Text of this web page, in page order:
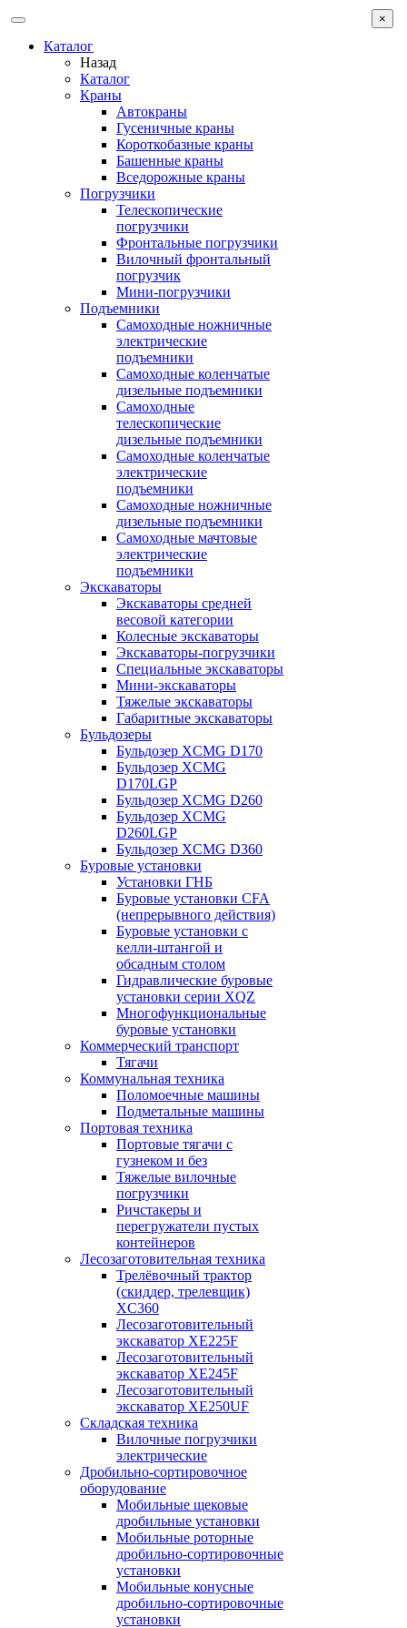
Каталог
Назад
Каталог
Краны
Автокраны
Гусеничные краны
Короткобазные краны
Башенные краны
Вcедорожные краны
Погрузчики
Телескопические
погрузчики
Фронтальные погрузчики
Вилочный фронтальный
погрузчик
Мини-погрузчики
Подъемники
Самоходные ножничные
электрические
подъемники
Самоходные коленчатые
дизельные подъемники
Самоходные
телескопические
дизельные подъемники
Самоходные коленчатые
электрические
подъемники
Самоходные ножничные
дизельные подъемники
Самоходные мачтовые
электрические
подъемники
Экскаваторы
Экскаваторы средней
весовой категории
Колесные экскаваторы
Экскаваторы-погрузчики
Специальные экскаваторы
Мини-экскаваторы
Тяжелые экскаваторы
Габаритные экскаваторы
Бульдозеры
Бульдозер XCMG D170
Бульдозер XCMG
D170LGP
Бульдозер XCMG D260
Бульдозер XCMG
D260LGP
Бульдозер XCMG D360
Буровые установки
Установки ГНБ
Буровые установки CFA
(непрерывного действия)
Буровые установки с
келли-штангой и
обсадным столом
Гидравлические буровые
установки серии XQZ
Многофункциональные
буровые установки
Коммерческий транспорт
Тягачи
Коммунальная техника
Поломоечные машины
Подметальные машины
Портовая техника
Портовые тягачи с
гузнеком и без
Тяжелые вилочные
погрузчики
Ричстакеры и
перегружатели пустых
контейнеров
Лесозаготовительная техника
Трелёвочный трактор
(скиддер, трелевщик)
XC360
Лесозаготовительный
экскаватор XE225F
Лесозаготовительный
экскаватор XE245F
Лесозаготовительный
экскаватор XE250UF
Складская техника
Вилочные погрузчики
электрические
Дробильно-сортировочное
оборудование
Мобильные щековые
дробильные установки
Мобильные роторные
дробильно-сортировочные
установки
Мобильные конусные
дробильно-сортировочные
установки
×